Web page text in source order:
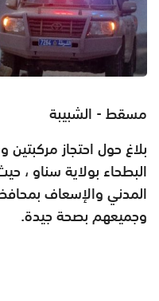
مسقط - الشبيبة
بلاغ حول احتجاز
البطحاء بولاية ⁧‫سناو‬⁩ ،
المدني والإسعاف
وجميعهم بصحة جيدة.